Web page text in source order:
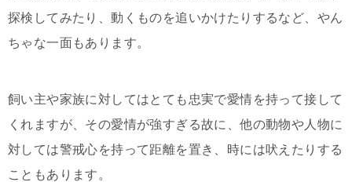
探検してみたり、動くものを追いかけたりするなど、やん
ちゃな一面もあります。
飼い主や家族に対してはとても忠実で愛情を持って接して
くれますが、その愛情が強すぎる故に、他の動物や人物に
対しては警戒心を持って距離を置き、時には吠えたりする
こともあります。